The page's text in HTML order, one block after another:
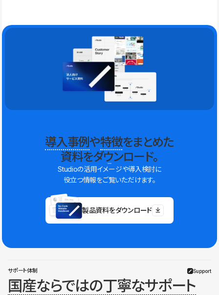
導入事例や特徴をまとめた
資料をダウンロード。
Studioの活用イメージや導入検討に
役立つ情報をご覧いただけます。
製品資料をダウンロード
サポート体制 Support
国産ならではの丁寧なサポート